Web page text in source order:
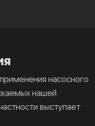
насосного
нашей
выступает